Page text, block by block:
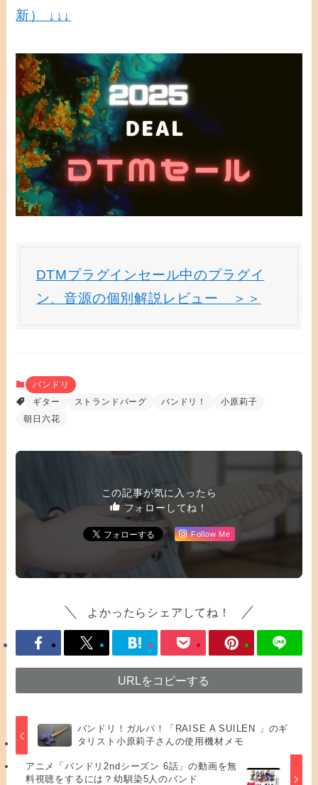
新） ↓↓↓
DTMプラグインセール中のプラグイ
ン、音源の個別解説レビュー ＞＞
バンドリ
ギター
ストランドバーグ バンドリ！
小原莉子
朝日六花
この記事が気に入ったら
フォローしてね！
Follow Me
よかったらシェアしてね！
URLをコピーする
バンドリ！ガルパ！「RAISE A SUILEN 」のギ
タリスト小原莉子さんの使用機材メモ
アニメ「バンドリ2ndシーズン 6話」の動画を無
料視聴をするには？幼馴染5人のバンド